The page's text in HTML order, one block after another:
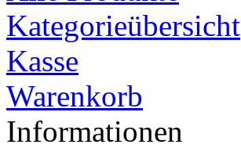
Kategorieübersicht
Kasse
Warenkorb
Informationen